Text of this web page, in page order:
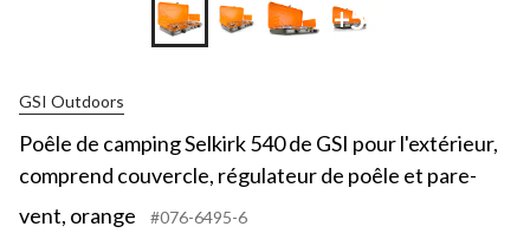
+5
GSI Outdoors
Poêle de camping Selkirk 540 de GSI pour l'extérieur,
comprend couvercle, régulateur de poêle et pare-
vent, orange
#076-6495-6